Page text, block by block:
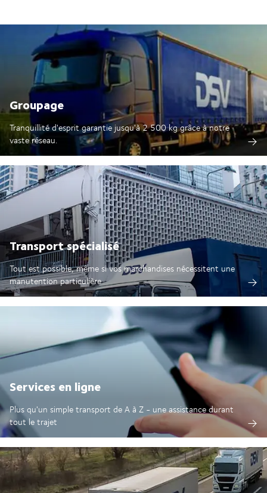
Groupage
Tranquillité d'esprit garantie jusqu'à 2 500 kg grâce à notre
vaste réseau.
Transport spécialisé
Tout est possible, même si vos marchandises nécessitent une
manutention particulière
Services en ligne
Plus qu'un simple transport de A à Z - une assistance durant
tout le trajet